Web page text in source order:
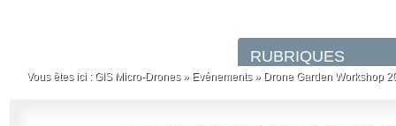
Vous êtes ici : GIS Micro-Drones» Evénements» Drone Garden Workshop